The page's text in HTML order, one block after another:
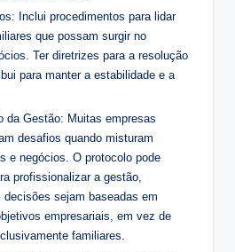
Inclui procedimentos para lidar
que possam surgir no
Ter diretrizes para a resolução
para manter a estabilidade e a
da Gestão: Muitas empresas
desafios quando misturam
e negócios. O protocolo pode
profissionalizar a gestão,
decisões sejam baseadas em
empresariais, em vez de
familiares.